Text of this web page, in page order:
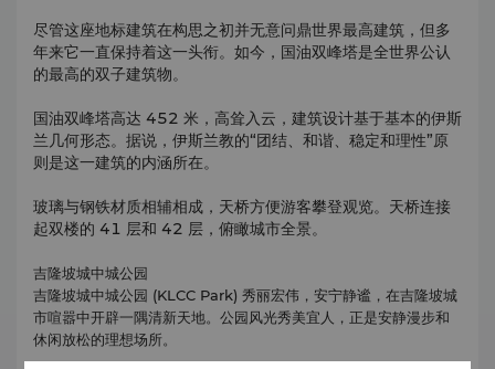
尽管这座地标建筑在构思之初并无意问鼎世界最高建筑，但多
年来它一直保持着这一头衔。如今，国油双峰塔是全世界公认
的最高的双子建筑物。
国油双峰塔高达 452 米，高耸入云，建筑设计基于基本的伊斯
兰几何形态。据说，伊斯兰教的“团结、和谐、稳定和理性”原
则是这一建筑的内涵所在。
玻璃与钢铁材质相辅相成，天桥方便游客攀登观览。天桥连接
起双楼的 41 层和 42 层，俯瞰城市全景。
吉隆坡城中城公园
吉隆坡城中城公园 (KLCC Park) 秀丽宏伟，安宁静谧，在吉隆坡城
市喧嚣中开辟一隅清新天地。公园风光秀美宜人，正是安静漫步和
休闲放松的理想场所。